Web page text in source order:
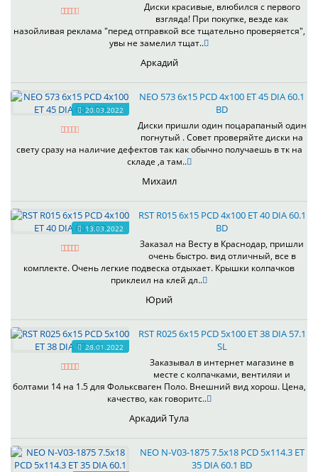
Диски красивые, влюбился с первого
взгляда! При покупке, везде как
назойливая реклама "перед отправкой все тщательно проверяется",
увы не замелил тщат..
Аркадий
20.03.2022
NEO 573 6x15 PCD 4x100 ET 45 DIA 60.1
BD
Диски пришли один поцарапаный один
погнутый . Совет проверяйте диски на
свету сразу на наличие дефектов так как обычно получаешь в тк на
складе ,а там..
Михаил
13.03.2022
RST R015 6x15 PCD 4x100 ET 40 DIA 60.1
BD
Заказал на Весту в Краснодар, пришли
очень быстро. вид отличный, все в
комплекте. Очень легкие подвеска отдыхает. Крышки колпачков
приклеил на клей дл..
Юрий
28.01.2022
RST R025 6x15 PCD 5x100 ET 38 DIA 57.1
SL
Заказывал в интернет магазине в
месте с колпачками, вентиляи и
болтами 14 на 1.5 для Фольксваген Поло. Внешний вид хорош. Цена,
качество, как говоритс..
Аркадий Тула
NEO N-V03-1875 7.5x18 PCD 5x114.3 ET
35 DIA 60.1 BD